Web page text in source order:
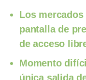
Los
pantalla de
de acceso
Momento
única salida